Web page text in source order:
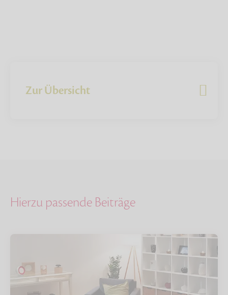
Zur Übersicht
Hierzu passende Beiträge